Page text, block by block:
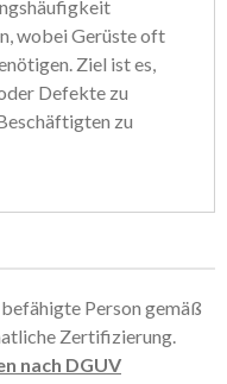
wobei Gerüste oft
Ziel ist es,
Defekte zu
zu
Person gemäß
Zertifizierung.
nach DGUV